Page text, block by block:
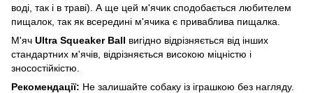
воді, так і в траві). А ще цей м'ячик сподобається любителем
пищалок, так як всередині м'ячика є приваблива пищалка.
М'яч Ultra Squeaker Ball вигідно відрізняється від інших
стандартних м'ячів, відрізняється високою міцністю і
зносостійкістю.
Рекомендації: Не залишайте собаку із іграшкою без нагляду.